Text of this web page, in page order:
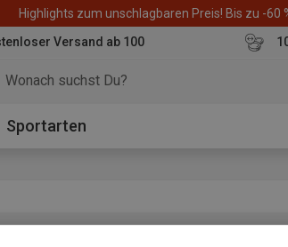
Highlights zum unschlagbaren Preis! Bis zu -60
Versand ab 100
Sportarten